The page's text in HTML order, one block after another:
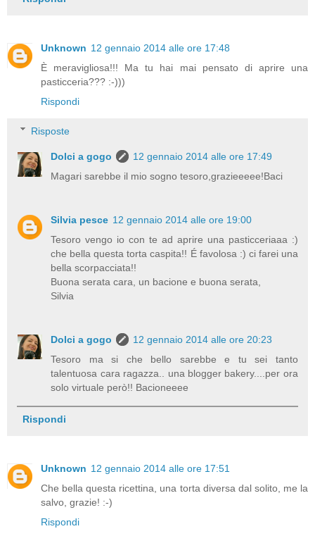
Unknown 12 gennaio 2014 alle ore 17:48
È meravigliosa!!! Ma tu hai mai pensato di aprire una
pasticceria??? :-)))
Rispondi
Risposte
Dolci a gogo
12 gennaio 2014 alle ore 17:49
Magari sarebbe il mio sogno tesoro,grazieeeee!Baci
Silvia pesce 12 gennaio 2014 alle ore 19:00
Tesoro vengo io con te ad aprire una pasticceriaaa :)
che bella questa torta caspita!! É favolosa :) ci farei una
bella scorpacciata!!
Buona serata cara, un bacione e buona serata,
Silvia
Dolci a gogo
12 gennaio 2014 alle ore 20:23
Tesoro ma si che bello sarebbe e tu sei tanto
talentuosa cara ragazza.. una blogger bakery....per ora
solo virtuale però!! Bacioneeee
Rispondi
Unknown 12 gennaio 2014 alle ore 17:51
Che bella questa ricettina, una torta diversa dal solito, me la
salvo, grazie! :-)
Rispondi